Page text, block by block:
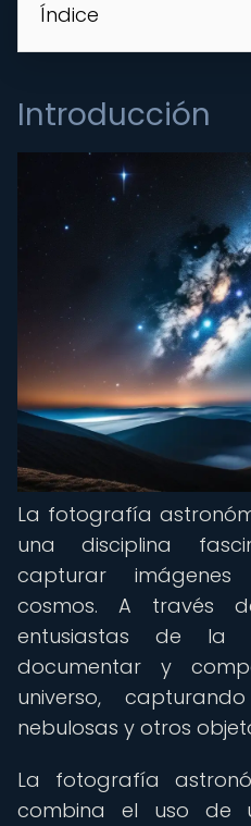
Índice
Introducción
La fotografía
una disciplina
capturar imágenes
cosmos. A través
entusiastas de la
documentar y
universo,
nebulosas y otros
La fotografía
combina el uso de